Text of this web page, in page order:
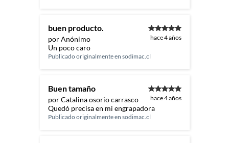
buen producto.
por Anónimo hace 4 años
Un poco caro
Publicado originalmente en sodimac.cl
Buen tamaño
por Catalina osorio carrasco hace 4 años
Quedó precisa en mi engrapadora
Publicado originalmente en sodimac.cl